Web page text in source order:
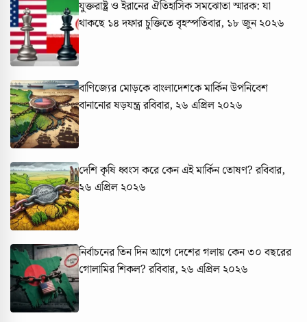
যুক্তরাষ্ট্র ও ইরানের ঐতিহাসিক সমঝোতা স্মারক: যা
থাকছে ১৪ দফার চুক্তিতেবৃহস্পতিবার, ১৮ জুন ২০২৬
বাণিজ্যের মোড়কে বাংলাদেশকে মার্কিন উপনিবেশ
বানানোর ষড়যন্ত্ররবিবার, ২৬ এপ্রিল ২০২৬
দেশি কৃষি ধ্বংস করে কেন এই মার্কিন তোষণ? রবিবার,
২৬ এপ্রিল ২০২৬
নির্বাচনের তিন দিন আগে দেশের গলায় কেন ৩০ বছরের
গোলামির শিকল? রবিবার, ২৬ এপ্রিল ২০২৬